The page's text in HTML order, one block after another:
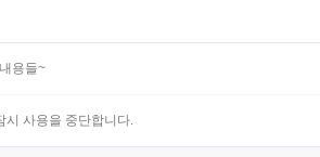
용들~
시 사용을 중단합니다.